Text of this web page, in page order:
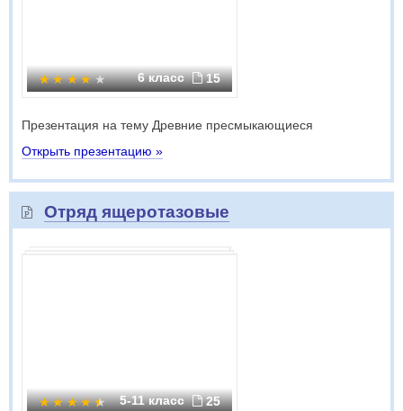
6 класс 15
Презентация на тему Древние пресмыкающиеся
Открыть презентацию »
Отряд ящеротазовые
5-11 класс 25